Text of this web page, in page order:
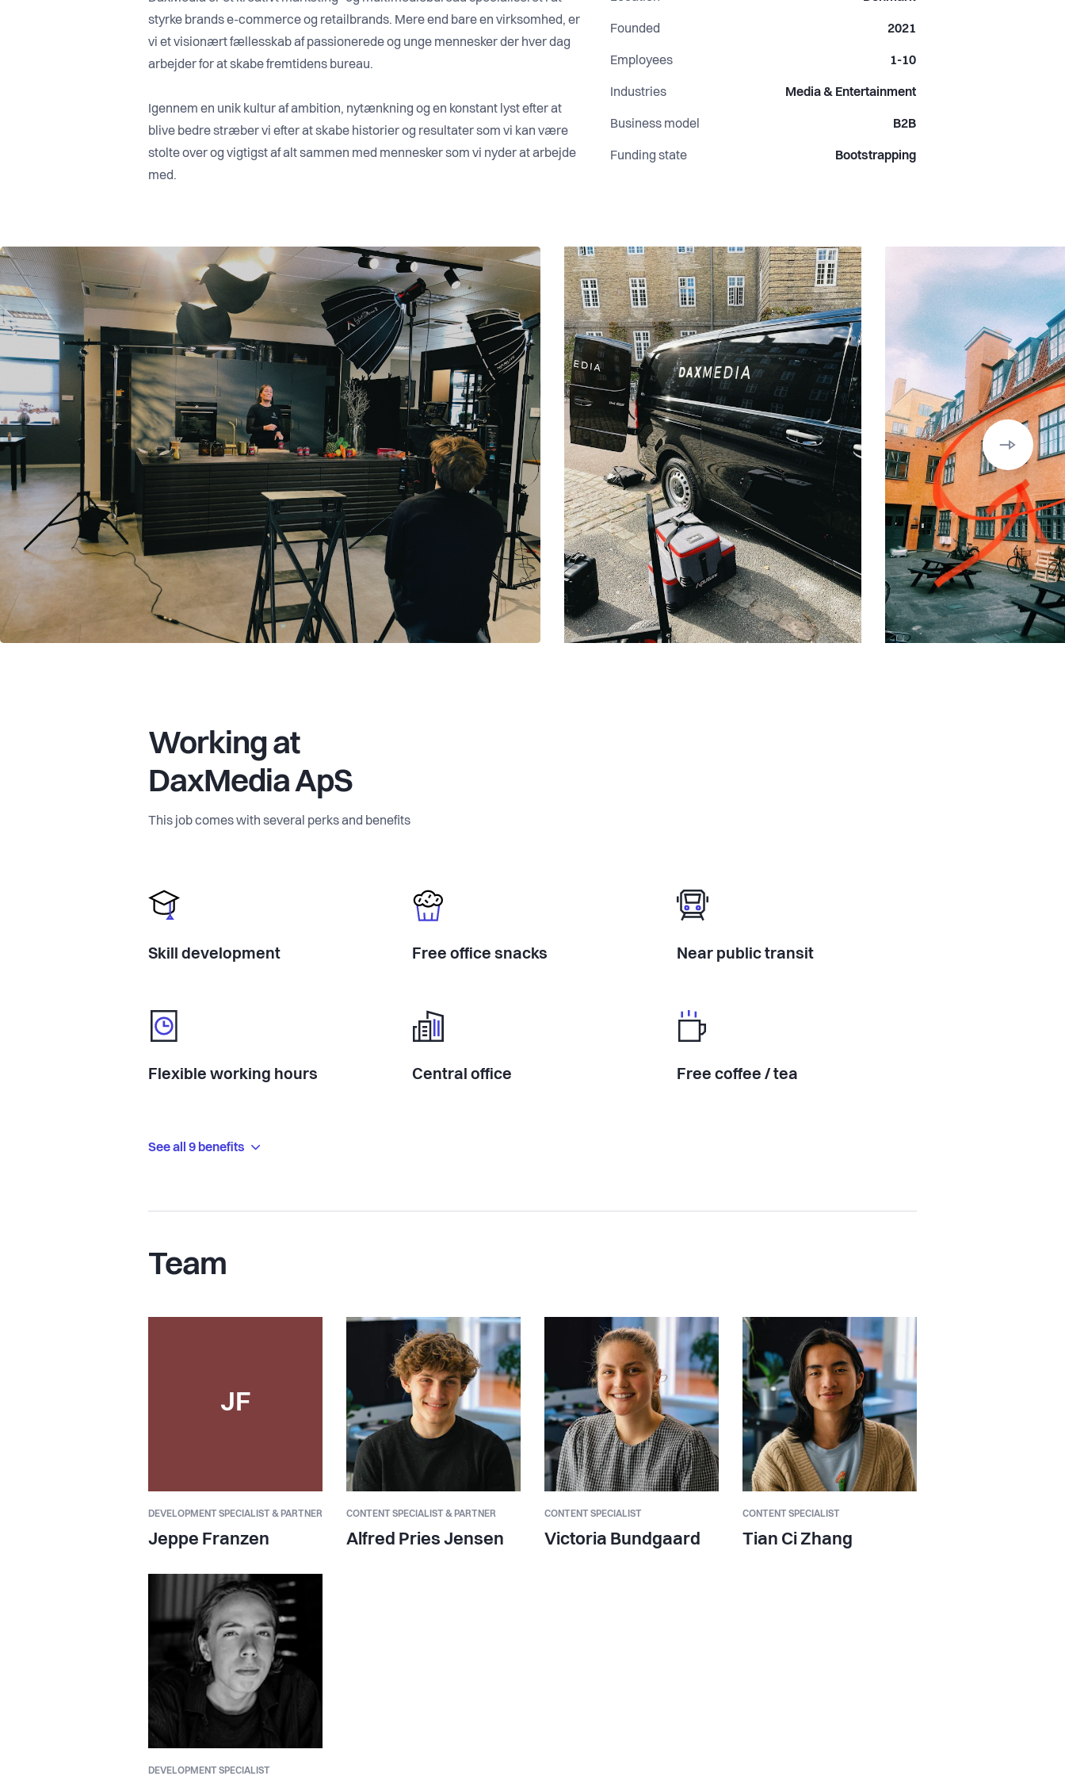
styrke brands e-commerce og retailbrands. Mere end bare en virksomhed, er
vi et visionært fællesskab af passionerede og unge mennesker der hver dag
arbejder for at skabe fremtidens bureau.
Igennem en unik kultur af ambition, nytænkning og en konstant lyst efter at
blive bedre stræber vi efter at skabe historier og resultater som vi kan være
stolte over og vigtigst af alt sammen med mennesker som vi nyder at arbejde
med.
Founded 2021
Employees 1-10
Industries Media & Entertainment
Business model B2B
Funding state Bootstrapping
Working at
DaxMedia ApS
This job comes with several perks and benefits
Skill development Free office snacks Near public transit
Flexible working hours Central office Free coffee / tea
See all 9 benefits
Team
JF
DEVELOPMENT SPECIALIST & PARTNER
Jeppe Franzen
CONTENT SPECIALIST & PARTNER
Alfred Pries Jensen
CONTENT SPECIALIST
Victoria Bundgaard
CONTENT SPECIALIST
Tian Ci Zhang
DEVELOPMENT SPECIALIST